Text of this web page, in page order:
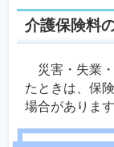
介護保険料
災害・失業
たときは、保
場合がありま